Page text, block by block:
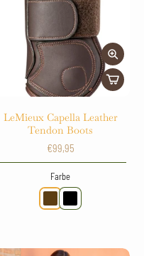
LeMieux Capella Leather
Tendon Boots
€99,95
Farbe